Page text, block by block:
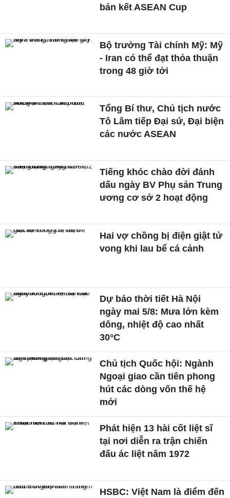
bán kết ASEAN Cup
Bộ trưởng Tài chính Mỹ: Mỹ
- Iran có thể đạt thỏa thuận
trong 48 giờ tới
Tổng Bí thư, Chủ tịch nước
Tô Lâm tiếp Đại sứ, Đại biện
các nước ASEAN
Tiếng khóc chào đời đánh
dấu ngày BV Phụ sản Trung
ương cơ sở 2 hoạt động
Hai vợ chồng bị điện giật tử
vong khi lau bể cá cảnh
Dự báo thời tiết Hà Nội
ngày mai 5/8: Mưa lớn kèm
dông, nhiệt độ cao nhất
30°C
Chủ tịch Quốc hội: Ngành
Ngoại giao cần tiên phong
hút các dòng vốn thế hệ
mới
Phát hiện 13 hài cốt liệt sĩ
tại nơi diễn ra trận chiến
đấu ác liệt năm 1972
HSBC: Việt Nam là điểm đến